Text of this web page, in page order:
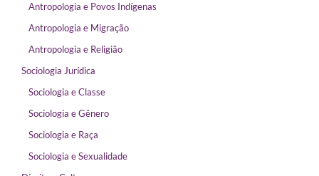
Antropologia e Povos Indígenas
Antropologia e Migração
Antropologia e Religião
Sociologia Jurídica
Sociologia e Classe
Sociologia e Gênero
Sociologia e Raça
Sociologia e Sexualidade